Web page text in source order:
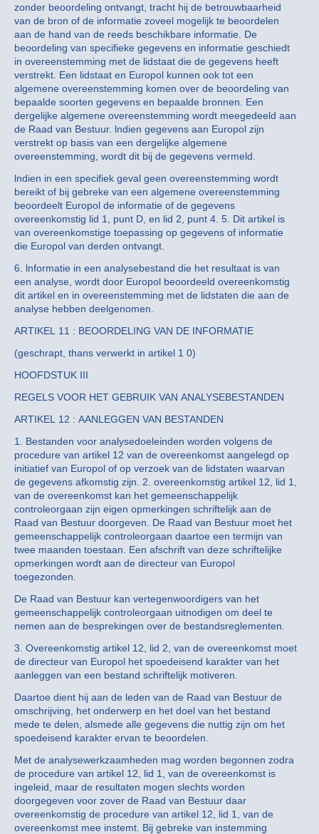
zonder beoordeling ontvangt, tracht hij de betrouwbaarheid
van de bron of de informatie zoveel mogelijk te beoordelen
aan de hand van de reeds beschikbare informatie. De
beoordeling van specifieke gegevens en informatie geschiedt
in overeenstemming met de lidstaat die de gegevens heeft
verstrekt. Een lidstaat en Europol kunnen ook tot een
algemene overeenstemming komen over de beoordeling van
bepaalde soorten gegevens en bepaalde bronnen. Een
dergelijke algemene overeenstemming wordt meegedeeld aan
de Raad van Bestuur. lndien gegevens aan Europol zijn
verstrekt op basis van een dergelijke algemene
overeenstemming, wordt dit bij de gegevens vermeld.
lndien in een specifiek geval geen overeenstemming wordt
bereikt of bij gebreke van een algemene overeenstemming
beoordeelt Europol de informatie of de gegevens
overeenkomstig lid 1, punt D, en lid 2, punt 4. 5. Dit artikel is
van overeenkomstige toepassing op gegevens of informatie
die Europol van derden ontvangt.
6. lnformatie in een analysebestand die het resultaat is van
een analyse, wordt door Europol beoordeeld overeenkomstig
dit artikel en in overeenstemming met de lidstaten die aan de
analyse hebben deelgenomen.
ARTIKEL 11 : BEOORDELING VAN DE INFORMATIE
(geschrapt, thans verwerkt in artikel 1 0)
HOOFDSTUK III
REGELS VOOR HET GEBRUIK VAN ANALYSEBESTANDEN
ARTIKEL 12 : AANLEGGEN VAN BESTANDEN
1. Bestanden voor analysedoeleinden worden volgens de
procedure van artikel 12 van de overeenkomst aangelegd op
initiatief van Europol of op verzoek van de lidstaten waarvan
de gegevens afkomstig zijn. 2. overeenkomstig artikel 12, lid 1,
van de overeenkomst kan het gemeenschappelijk
controleorgaan zijn eigen opmerkingen schriftelijk aan de
Raad van Bestuur doorgeven. De Raad van Bestuur moet het
gemeenschappelijk controleorgaan daartoe een termijn van
twee maanden toestaan. Een afschrift van deze schriftelijke
opmerkingen wordt aan de directeur van Europol
toegezonden.
De Raad van Bestuur kan vertegenwoordigers van het
gemeenschappelijk controleorgaan uitnodigen om deel te
nemen aan de besprekingen over de bestandsreglementen.
3. Overeenkomstig artikel 12, lid 2, van de overeenkomst moet
de directeur van Europol het spoedeisend karakter van het
aanleggen van een bestand schriftelijk motiveren.
Daartoe dient hij aan de leden van de Raad van Bestuur de
omschrijving, het onderwerp en het doel van het bestand
mede te delen, alsmede alle gegevens die nuttig zijn om het
spoedeisend karakter ervan te beoordelen.
Met de analysewerkzaamheden mag worden begonnen zodra
de procedure van artikel 12, lid 1, van de overeenkomst is
ingeleid, maar de resultaten mogen slechts worden
doorgegeven voor zover de Raad van Bestuur daar
overeenkomstig de procedure van artikel 12, lid 1, van de
overeenkomst mee instemt. Bij gebreke van instemming